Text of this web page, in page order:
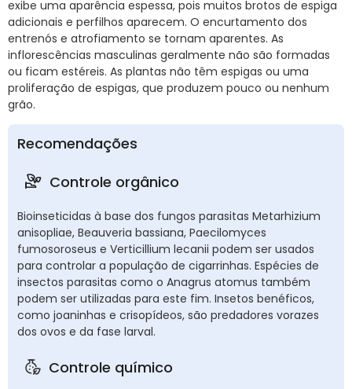
exibe uma aparência espessa, pois muitos brotos de espiga
adicionais e perfilhos aparecem. O encurtamento dos
entrenós e atrofiamento se tornam aparentes. As
inflorescências masculinas geralmente não são formadas
ou ficam estéreis. As plantas não têm espigas ou uma
proliferação de espigas, que produzem pouco ou nenhum
grão.
Recomendações
Controle orgânico
Bioinseticidas à base dos fungos parasitas Metarhizium
anisopliae, Beauveria bassiana, Paecilomyces
fumosoroseus e Verticillium lecanii podem ser usados
para controlar a população de cigarrinhas. Espécies de
insectos parasitas como o Anagrus atomus também
podem ser utilizadas para este fim. Insetos benéficos,
como joaninhas e crisopídeos, são predadores vorazes
dos ovos e da fase larval.
Controle químico